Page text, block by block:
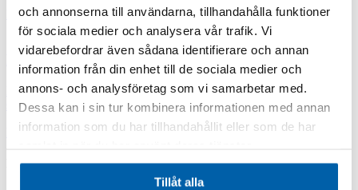
och annonserna till användarna, tillhandahålla funktioner
för sociala medier och analysera vår trafik. Vi
vidarebefordrar även sådana identifierare och annan
information från din enhet till de sociala medier och
annons- och analysföretag som vi samarbetar med.
Dessa kan i sin tur kombinera informationen med annan
information som du har tillhandahållit eller som de har
Tillåt alla
Läs mer
Betala efter leverans
Hos oss betalar du först när produkten är framme – tryggt och
smidigt för dig som kund.
Läs mer
Behöver du hjälp?